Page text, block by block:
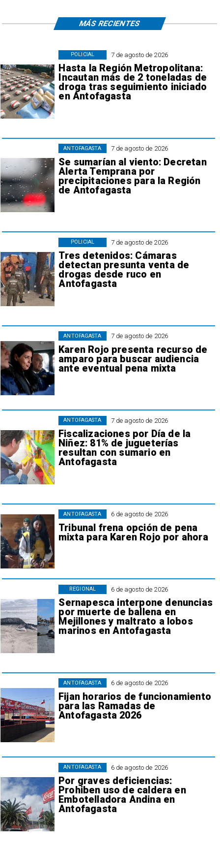
7 de agosto de 2026
Hasta la Región Metropolitana:
Incautan más de 2 toneladas de
droga tras seguimiento iniciado
en Antofagasta
POLICIAL
7 de agosto de 2026
Se sumarían al viento: Decretan
Alerta Temprana por
precipitaciones para la Región
de Antofagasta
ANTOFAGASTA
7 de agosto de 2026
Tres detenidos: Cámaras
detectan presunta venta de
drogas desde ruco en
Antofagasta
POLICIAL
7 de agosto de 2026
Karen Rojo presenta recurso de
amparo para buscar audiencia
ante eventual pena mixta
ANTOFAGASTA
7 de agosto de 2026
Fiscalizaciones por Día de la
Niñez: 81% de jugueterías
resultan con sumario en
Antofagasta
ANTOFAGASTA
6 de agosto de 2026
Tribunal frena opción de pena
mixta para Karen Rojo por ahora
ANTOFAGASTA
6 de agosto de 2026
Sernapesca interpone denuncias
por muerte de ballena en
Mejillones y maltrato a lobos
marinos en Antofagasta
REGIONAL
6 de agosto de 2026
Fijan horarios de funcionamiento
para las Ramadas de
Antofagasta 2026
ANTOFAGASTA
6 de agosto de 2026
Por graves deficiencias:
Prohiben uso de caldera en
Embotelladora Andina en
Antofagasta
ANTOFAGASTA
MÁS RECIENTES